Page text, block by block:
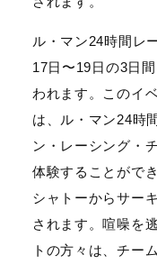
ル・マン24時間レ
17日〜19日の3日
われます。このイ
は、ル・マン24時
ン・レーシング・
体験することがで
シャトーからサー
されます。喧噪を
トの方々は、チー